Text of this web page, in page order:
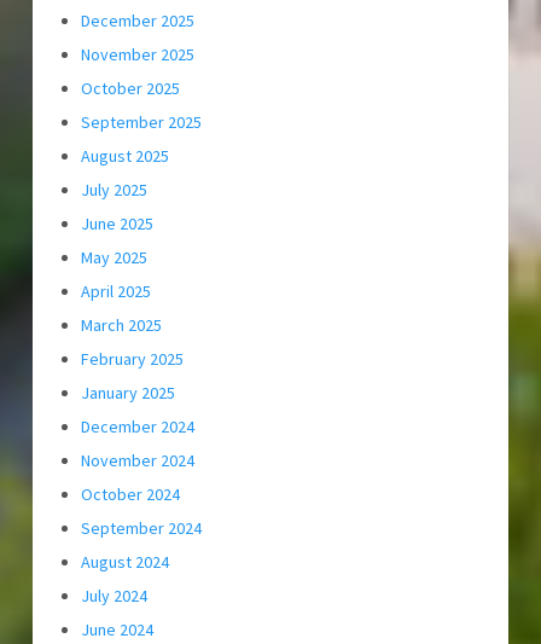
December 2025
November 2025
October 2025
September 2025
August 2025
July 2025
June 2025
May 2025
April 2025
March 2025
February 2025
January 2025
December 2024
November 2024
October 2024
September 2024
August 2024
July 2024
June 2024